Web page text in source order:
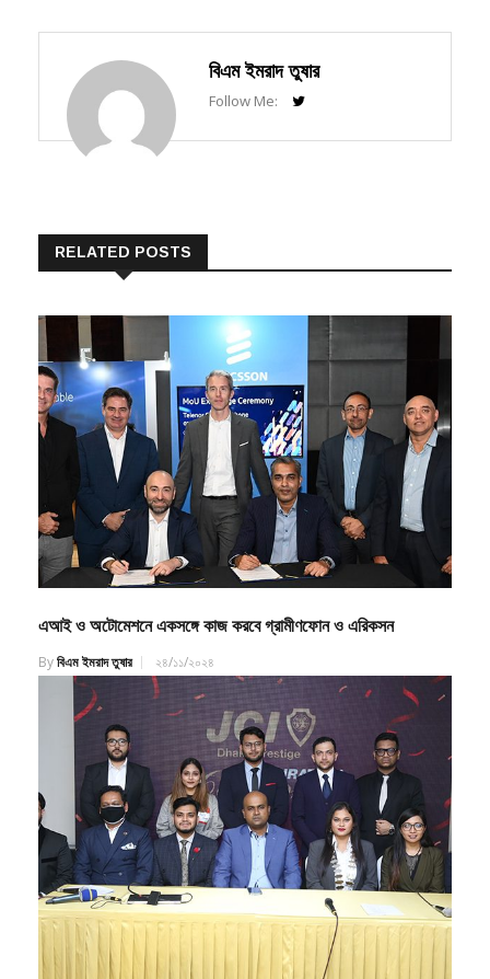
বিএম ইমরাদ তুষার
RELATED POSTS
এআই ও অটোমেশনে একসঙ্গে কাজ করবে গ্রামীণফোন ও এরিকসন
বিএম ইমরাদ তুষার ২৪/১১/২০২৪